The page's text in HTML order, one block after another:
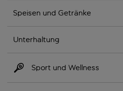
Speisen und Getränke
Unterhaltung
Sport und Wellness